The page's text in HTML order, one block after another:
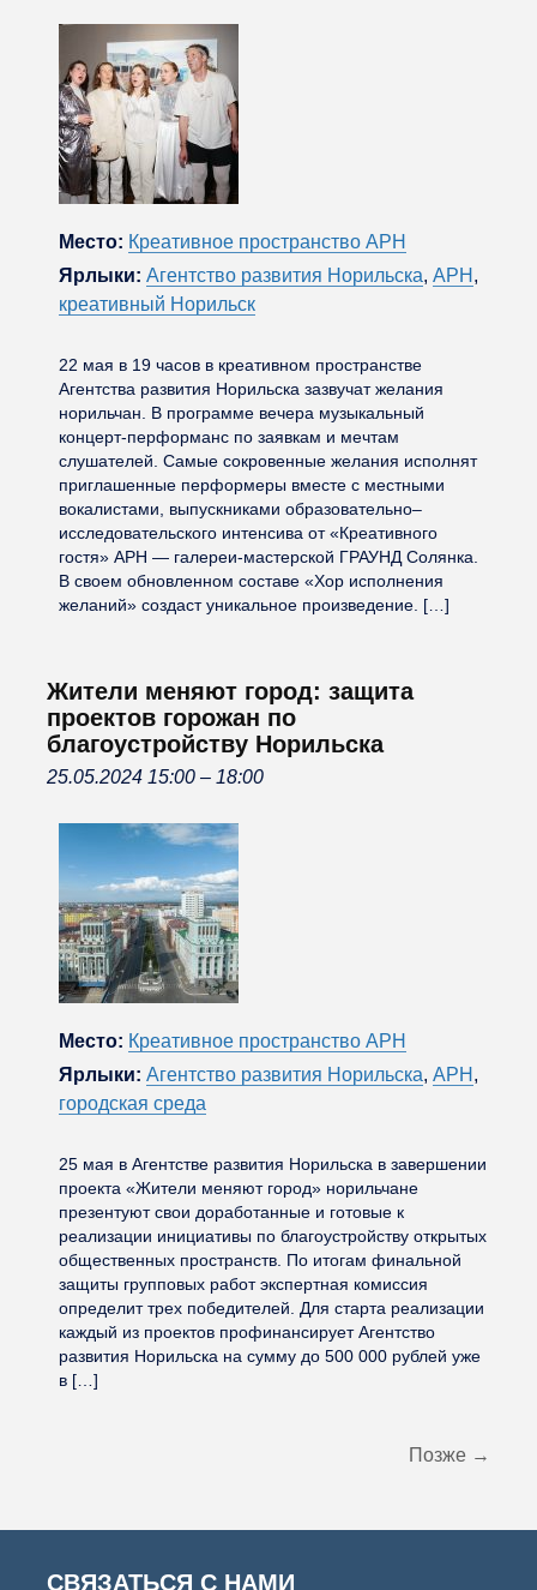
Место: Креативное пространство АРН
Ярлыки: Агентство развития Норильска, АРН ,
креативный Норильск
22 мая в 19 часов в креативном пространстве
Агентства развития Норильска зазвучат желания
норильчан. В программе вечера музыкальный
концерт-перформанс по заявкам и мечтам
слушателей. Самые сокровенные желания исполнят
приглашенные перформеры вместе с местными
вокалистами, выпускниками образовательно–
исследовательского интенсива от «Креативного
гостя» АРН — галереи-мастерской ГРАУНД Солянка.
В своем обновленном составе «Хор исполнения
желаний» создаст уникальное произведение. […]
Жители меняют город: защита
проектов горожан по
благоустройству Норильска
25.05.2024 15:00 – 18:00
Место: Креативное пространство АРН
Ярлыки: Агентство развития Норильска, АРН ,
городская среда
25 мая в Агентстве развития Норильска в завершении
проекта «Жители меняют город» норильчане
презентуют свои доработанные и готовые к
реализации инициативы по благоустройству открытых
общественных пространств. По итогам финальной
защиты групповых работ экспертная комиссия
определит трех победителей. Для старта реализации
каждый из проектов профинансирует Агентство
развития Норильска на сумму до 500 000 рублей уже
в […]
Позже →
СВЯЗАТЬСЯ С НАМИ